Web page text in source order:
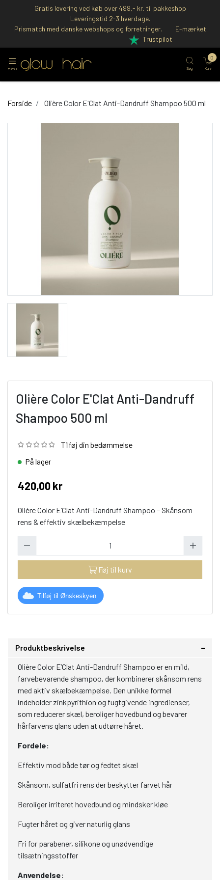
Gratis levering ved køb over 499,- kr. til pakkeshop
Leveringstid 2-3 hverdage.
Prismatch med danske webshops og forretninger.
E-mærket
Trustpilot
Menu Søg Kurv
0
Forside Olière Color E'Clat Anti-Dandruff Shampoo 500 ml
Olière Color E'Clat Anti-Dandruff
Shampoo 500 ml
Tilføj din bedømmelse
På lager
420,00 kr
Olière Color E’Clat Anti-Dandruff Shampoo – Skånsom
rens & effektiv skælbekæmpelse
Føj til kurv
Tilføj til Ønskeskyen
Produktbeskrivelse
Olière Color E’Clat Anti-Dandruff Shampoo er en mild,
farvebevarende shampoo, der kombinerer skånsom rens
med aktiv skælbekæmpelse. Den unikke formel
indeholder zinkpyrithion og fugtgivende ingredienser,
som reducerer skæl, beroliger hovedbund og bevarer
hårfarvens glans uden at udtørre håret.
Fordele:
Effektiv mod både tør og fedtet skæl
Skånsom, sulfatfri rens der beskytter farvet hår
Beroliger irriteret hovedbund og mindsker kløe
Fugter håret og giver naturlig glans
Fri for parabener, silikone og unødvendige
tilsætningsstoffer
Anvendelse: